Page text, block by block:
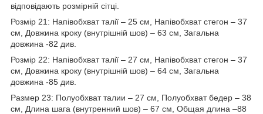
відповідають розмірній сітці.
Розмір 21: Напівобхват талії – 25 см, Напівобхват стегон – 37
см, Довжина кроку (внутрішній шов) – 63 см, Загальна
довжина -82 див.
Розмір 22: Напівобхват талії – 27 см, Напівобхват стегон – 37
см, Довжина кроку (внутрішній шов) – 64 см, Загальна
довжина -85 див.
Размер 23: Полуобхват талии – 27 см, Полуобхват бедер – 38
см, Длина шага (внутренний шов) – 67 см, Общая длина –88